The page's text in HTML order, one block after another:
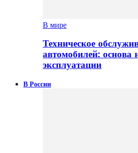
В мире
Техническое
автомобилей: основа
эксплуатации
В России